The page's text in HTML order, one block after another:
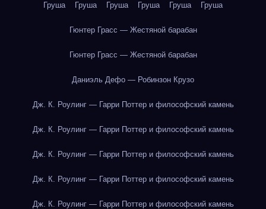
Груша Груша Груша Груша Груша Груша
Гюнтер Грасс — Жестяной барабан
Гюнтер Грасс — Жестяной барабан
Даниэль Дефо — Робинзон Крузо
Дж. К. Роулинг — Гарри Поттер и философский камень
Дж. К. Роулинг — Гарри Поттер и философский камень
Дж. К. Роулинг — Гарри Поттер и философский камень
Дж. К. Роулинг — Гарри Поттер и философский камень
Дж. К. Роулинг — Гарри Поттер и философский камень